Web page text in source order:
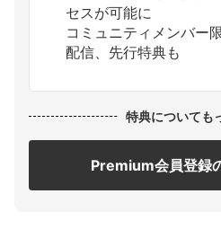
セスが可能に
コミュニティメンバー
配信、先行特典も
特典についても
Premium会員登録